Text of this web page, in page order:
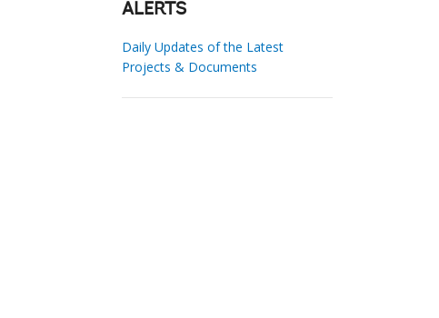
ALERTS
Daily Updates of the Latest
Projects & Documents